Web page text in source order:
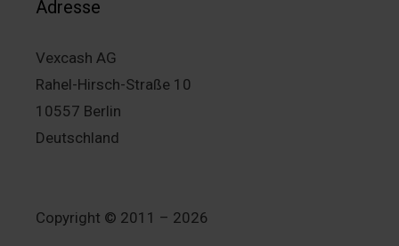
Adresse
Vexcash AG
Rahel-Hirsch-Straße 10
10557 Berlin
Deutschland
Copyright © 2011 – 2026